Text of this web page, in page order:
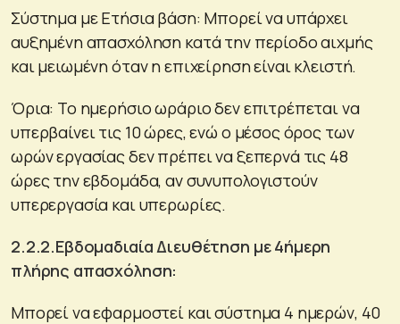
Σύστημα με Ετήσια βάση: Μπορεί να υπάρχει
αυξημένη απασχόληση κατά την περίοδο αιχμής
και μειωμένη όταν η επιχείρηση είναι κλειστή.
Όρια: Το ημερήσιο ωράριο δεν επιτρέπεται να
υπερβαίνει τις 10 ώρες, ενώ ο μέσος όρος των
ωρών εργασίας δεν πρέπει να ξεπερνά τις 48
ώρες την εβδομάδα, αν συνυπολογιστούν
υπερεργασία και υπερωρίες.
2.2.2.Εβδομαδιαία Διευθέτηση με 4ήμερη
πλήρης απασχόληση:
Μπορεί να εφαρμοστεί και σύστημα 4 ημερών, 40